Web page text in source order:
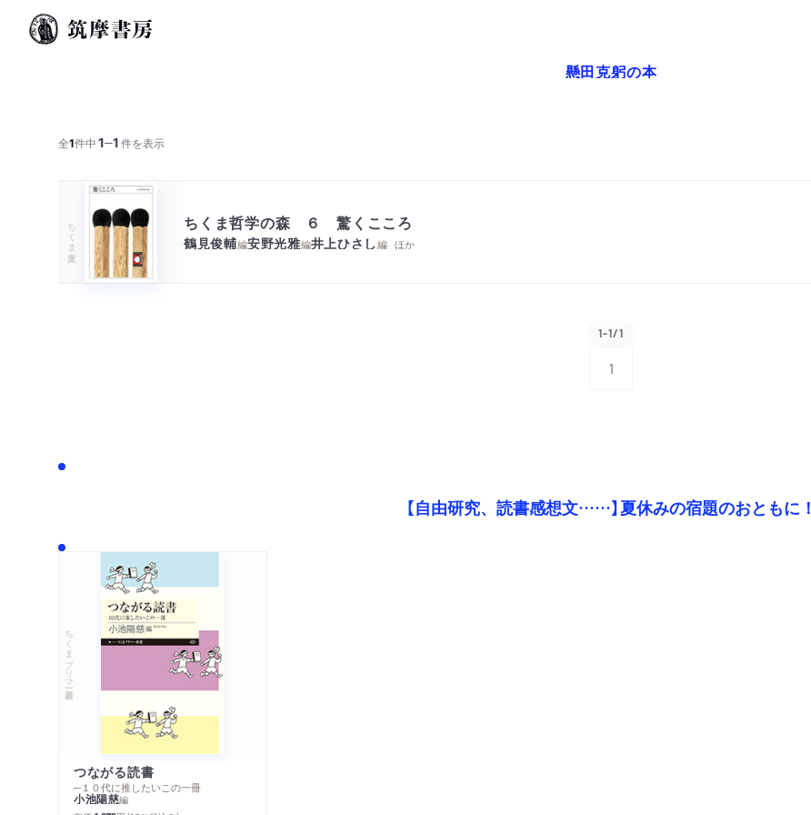
懸田克躬の本
全1件中1─1件を表示
ちくま文庫 ちくま哲学の森 ６ 驚くこころ
鶴見俊輔編安野光雅編井上ひさし編 ほか
1-1/1
1
【自由研究、読書感想文……】夏休みの宿題のおともに！
ちくまプリマー新書
つながる読書
─１０代に推したいこの一冊
小池陽慈編